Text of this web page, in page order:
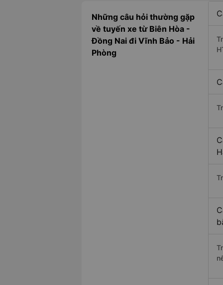
Những câu hỏi thường gặp
về tuyến xe từ Biên Hòa -
Đồng Nai đi Vĩnh Bảo - Hải
Phòng